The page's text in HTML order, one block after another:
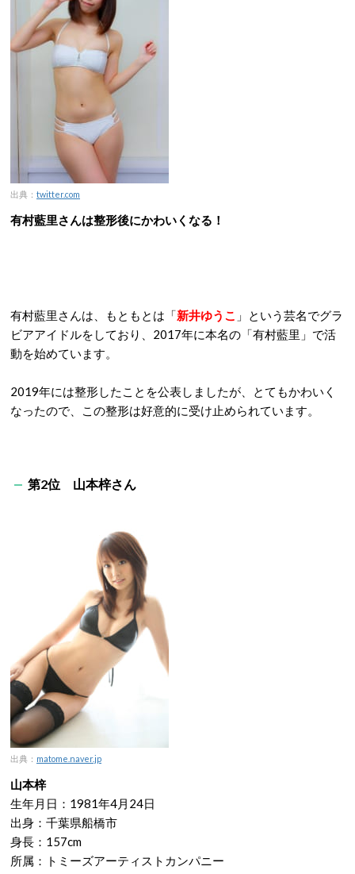
出典： twitter.com
有村藍里さんは整形後にかわいくなる！
有村藍里さんは、もともとは「新井ゆうこ 」という芸名でグラ
ビアアイドルをしており、2017年に本名の「有村藍里」で活
動を始めています。
2019年には整形したことを公表しましたが、とてもかわいく
なったので、この整形は好意的に受け止められています。
第2位 山本梓さん
出典： matome.naver.jp
山本梓
生年月日：1981年4月24日
出身：千葉県船橋市
身長：157cm
所属：トミーズアーティストカンパニー